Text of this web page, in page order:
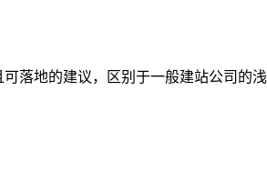
落地的建议，区别于一般建站公司的